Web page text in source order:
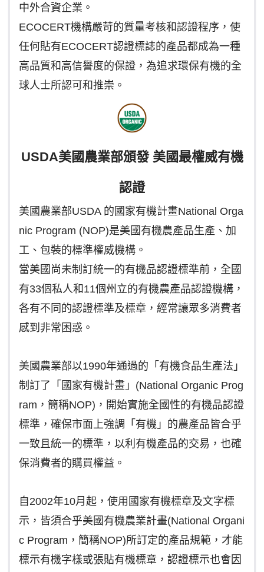
中外合資企業。
ECOCERT機構嚴苛的質量考核和認證程序，使
任何貼有ECOCERT認證標誌的產品都成為一種
高品質和高信譽度的保證，為追求環保有機的全
球人士所認可和推崇。
USDA美國農業部頒發 美國最權威有機
認證
美國農業部USDA 的國家有機計畫National Orga
nic Program (NOP)是美國有機農產品生產、加
工、包裝的標準權威機構。
當美國尚未制訂統一的有機品認證標準前，全國
有33個私人和11個州立的有機農產品認證機構，
各有不同的認證標準及標章，經常讓眾多消費者
感到非常困惑。
美國農業部以1990年通過的「有機食品生產法」
制訂了「國家有機計畫」(National Organic Prog
ram，簡稱NOP)，開始實施全國性的有機品認證
標準，確保市面上強調「有機」的農產品皆合乎
一致且統一的標準，以利有機產品的交易，也確
保消費者的購買權益。
自2002年10月起，使用國家有機標章及文字標
示，皆須合乎美國有機農業計畫(National Organi
c Program，簡稱NOP)所訂定的產品規範，才能
標示有機字樣或張貼有機標章，認證標示也會因